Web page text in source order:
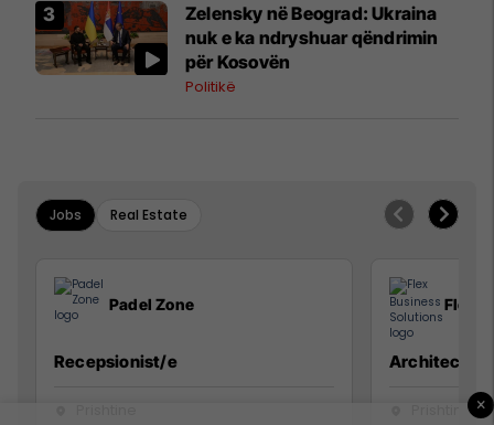
Zelensky në Beograd: Ukraina
nuk e ka ndryshuar qëndrimin
për Kosovën
Politikë
Jobs Real Estate
Padel Zone
Recepsionist/e
Flex
Architect
Prishtinë ×